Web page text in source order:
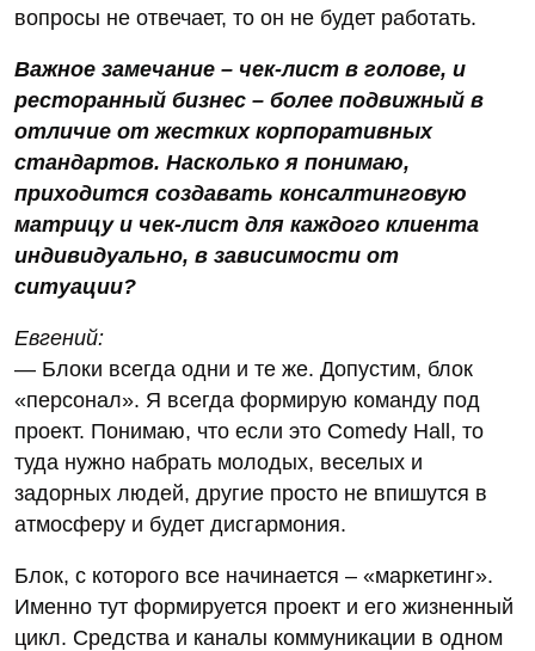
вопросы не отвечает, то он не будет работать.
Важное замечание – чек-лист в голове, и
ресторанный бизнес – более подвижный в
отличие от жестких корпоративных
стандартов. Насколько я понимаю,
приходится создавать консалтинговую
матрицу и чек-лист для каждого клиента
индивидуально, в зависимости от
ситуации?
Евгений:
— Блоки всегда одни и те же. Допустим, блок
«персонал». Я всегда формирую команду под
проект. Понимаю, что если это Comedy Hall, то
туда нужно набрать молодых, веселых и
задорных людей, другие просто не впишутся в
атмосферу и будет дисгармония.
Блок, с которого все начинается – «маркетинг».
Именно тут формируется проект и его жизненный
цикл. Средства и каналы коммуникации в одном